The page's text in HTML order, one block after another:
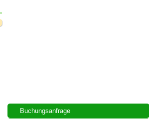
Buchungsanfrage